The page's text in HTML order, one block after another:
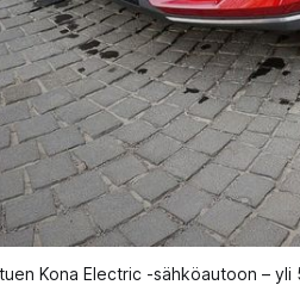
Kona Electric -sähköautoon –